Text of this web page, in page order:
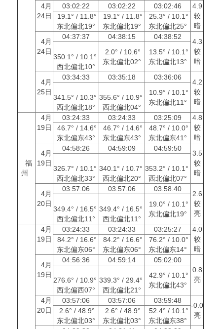
4月
24日
03:02:22 03:02:22 03:02:46
4.9
较
暗
19.1° / 11.8°
东北偏北19°
19.1° / 11.8°
东北偏北19°
25.3° / 10.1°
东北偏北25°
4月
24日
04:37:37 04:38:15 04:38:52
4.3
较
暗
350.1° / 10.1°
西北偏北10°
2.0° / 10.6°
东北偏北02°
13.5° / 10.1°
东北偏北13°
4月
25日
03:34:33 03:35:18 03:36:06
4.2
较
暗
341.5° / 10.3°
西北偏北18°
355.6° / 10.9°
西北偏北04°
10.9° / 10.1°
东北偏北11°
福
州
4月
19日
03:24:33 03:24:33 03:25:09
4.8
较
暗
46.7° / 14.6°
东北偏东43°
46.7° / 14.6°
东北偏东43°
48.7° / 10.0°
东北偏东41°
4月
19日
04:58:26 04:59:09 04:59:50
3.5
较
暗
326.7° / 10.1°
西北偏北33°
340.1° / 10.7°
西北偏北20°
353.2° / 10.1°
西北偏北07°
4月
20日
03:57:06 03:57:06 03:58:40
2.6
较
亮
349.4° / 16.5°
西北偏北11°
349.4° / 16.5°
西北偏北11°
19.0° / 10.1°
东北偏北19°
4月
19日
03:24:33 03:24:33 03:25:27
4.0
较
暗
84.2° / 16.6°
东北偏东06°
84.2° / 16.6°
东北偏东06°
76.2° / 10.0°
东北偏东14°
4月
19日
04:56:36 04:59:14
05:02:00
0.8
亮
276.6° / 10.9°
西北偏西07°
339.3° / 29.4°
西北偏北21°
42.9° / 10.1°
东北偏北43°
4月
20日
03:57:06 03:57:06 03:59:48
-0.0
亮
2.6° / 48.9°
东北偏北03°
2.6° / 48.9°
东北偏北03°
52.4° / 10.1°
东北偏东38°